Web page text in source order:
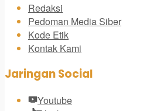
Redaksi
Pedoman Media Siber
Kode Etik
Kontak Kami
Jaringan Social
Youtube